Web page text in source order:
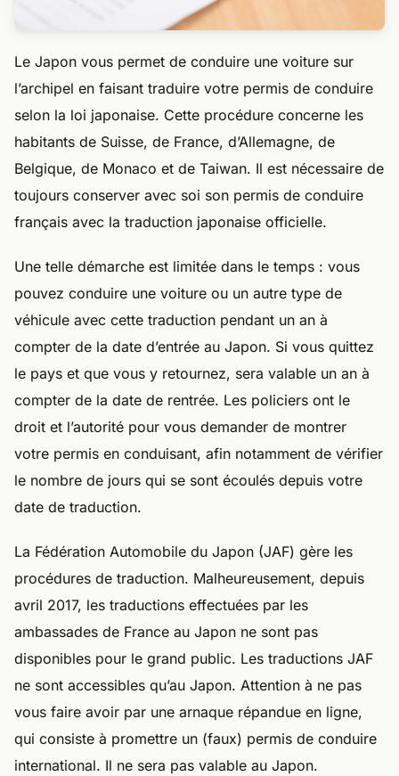
Le Japon vous permet de conduire une voiture sur
l’archipel en faisant traduire votre permis de conduire
selon la loi japonaise. Cette procédure concerne les
habitants de Suisse, de France, d’Allemagne, de
Belgique, de Monaco et de Taiwan. Il est nécessaire de
toujours conserver avec soi son permis de conduire
français avec la traduction japonaise officielle.
Une telle démarche est limitée dans le temps : vous
pouvez conduire une voiture ou un autre type de
véhicule avec cette traduction pendant un an à
compter de la date d’entrée au Japon. Si vous quittez
le pays et que vous y retournez, sera valable un an à
compter de la date de rentrée. Les policiers ont le
droit et l’autorité pour vous demander de montrer
votre permis en conduisant, afin notamment de vérifier
le nombre de jours qui se sont écoulés depuis votre
date de traduction.
La Fédération Automobile du Japon (JAF) gère les
procédures de traduction. Malheureusement, depuis
avril 2017, les traductions effectuées par les
ambassades de France au Japon ne sont pas
disponibles pour le grand public. Les traductions JAF
ne sont accessibles qu’au Japon. Attention à ne pas
vous faire avoir par une arnaque répandue en ligne,
qui consiste à promettre un (faux) permis de conduire
international. Il ne sera pas valable au Japon.